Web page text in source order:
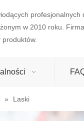
w 2010 roku.
» Laski